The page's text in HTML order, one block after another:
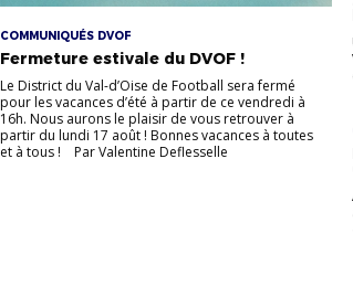
COMMUNIQUÉS DVOF
Fermeture estivale du DVOF !
Le District du Val-d’Oise de Football sera fermé
pour les vacances d’été à partir de ce vendredi à
16h. Nous aurons le plaisir de vous retrouver à
partir du lundi 17 août ! Bonnes vacances à toutes
et à tous ! Par Valentine Deflesselle